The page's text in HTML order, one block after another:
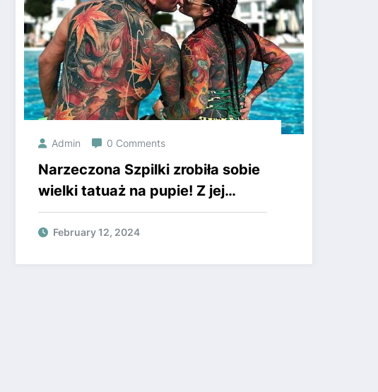
Admin 0 Comments
Narzeczona Szpilki zrobiła sobie
wielki tatuaż na pupie! Z jej
pośladków patrzą wielkie oczy,
odważysz się w nie spojrzeć?
February 12, 2024